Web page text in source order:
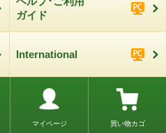
ガイド
International
マイページ 買い物カゴ